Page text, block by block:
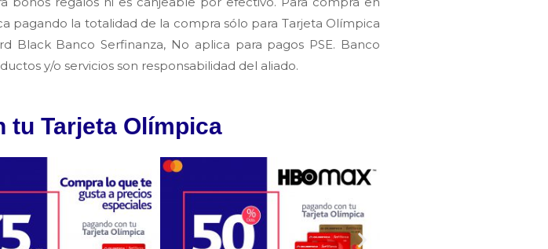
pagando la totalidad de la compra sólo para Tarjeta Olímpica
Black Banco Serfinanza, No aplica para pagos PSE. Banco
y/o servicios son responsabilidad del aliado.
tu Tarjeta Olímpica